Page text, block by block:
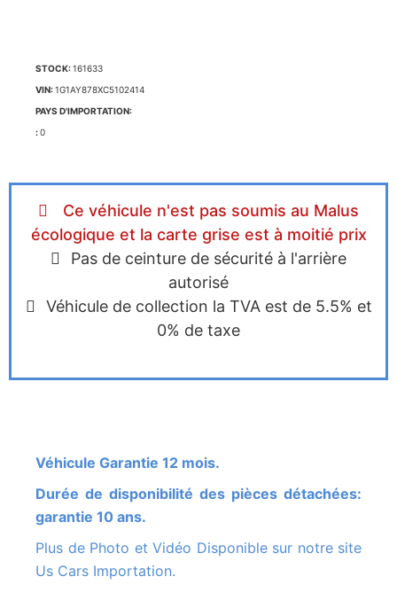
STOCK:161633
VIN:1G1AY878XC5102414
PAYS D'IMPORTATION:
:0
Ce véhicule n'est pas soumis au Malus
écologique et la carte grise est à moitié prix
Pas de ceinture de sécurité à l'arrière
autorisé
Véhicule de collection la TVA est de 5.5% et
0% de taxe
Véhicule Garantie 12 mois.
Durée de disponibilité des pièces détachées:
garantie 10 ans.
Plus de Photo et Vidéo Disponible sur notre site
Us Cars Importation.